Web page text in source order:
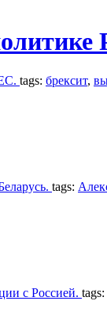
tags: брексит,
tags:
с Россией. tags: